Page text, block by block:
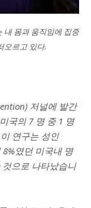
내 몸과 움직임에 집중
오르고 있다.
저널에 발간
국의 7 명 중 1 명
연구는 성인
였던 미국내 명
으로 나타났습니